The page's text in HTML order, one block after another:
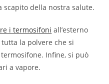
scapito della nostra salute.
i termosifoni all’esterno
la polvere che si
Infine, si può
a vapore.